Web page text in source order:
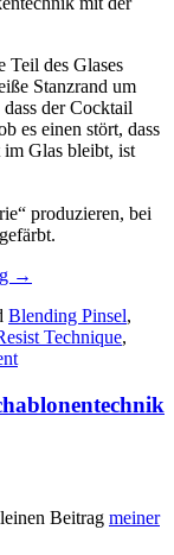
Teil des Glases
Stanzrand um
der Cocktail
es einen stört, dass
im Glas bleibt, ist
produzieren, bei
„Tolle
–
eine
Kombination
Embossing
→
Blending Pinsel,
Technique,
Beitrag meiner